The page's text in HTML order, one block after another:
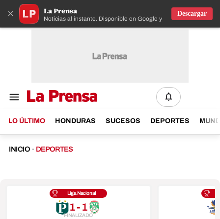
× La Prensa
Noticias al instante. Disponible en Google y IOS
Descargar
LO ÚLTIMO HONDURAS SUCESOS DEPORTES
INICIO · DEPORTES
Liga Nacional
1 - 1
FINALIZADO